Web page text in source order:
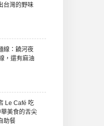
台灣的野味
線：饒河夜
，還有麻油
Le Café 吃
美食的舌尖
助餐